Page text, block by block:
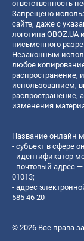
ответственность
Запрещено
сайте, даже с
логотипа
письменного
Незаконным
любое
распространение,
использованием,
распространение,
изменения
Название онлайн
- субъект в сфере
- идентификатор
- почтовый адрес
01013;
- адрес
585 46 20
© 2026 Все права